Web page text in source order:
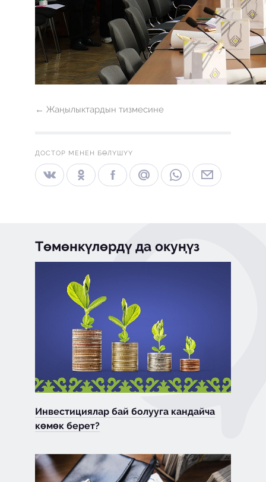
← Жаңылыктардын тизмесине
ДОСТОР МЕНЕН БӨЛҮШҮҮ
Төмөнкүлөрдү да окуңүз
Инвестициялар бай болууга кандайча
көмөк берет?